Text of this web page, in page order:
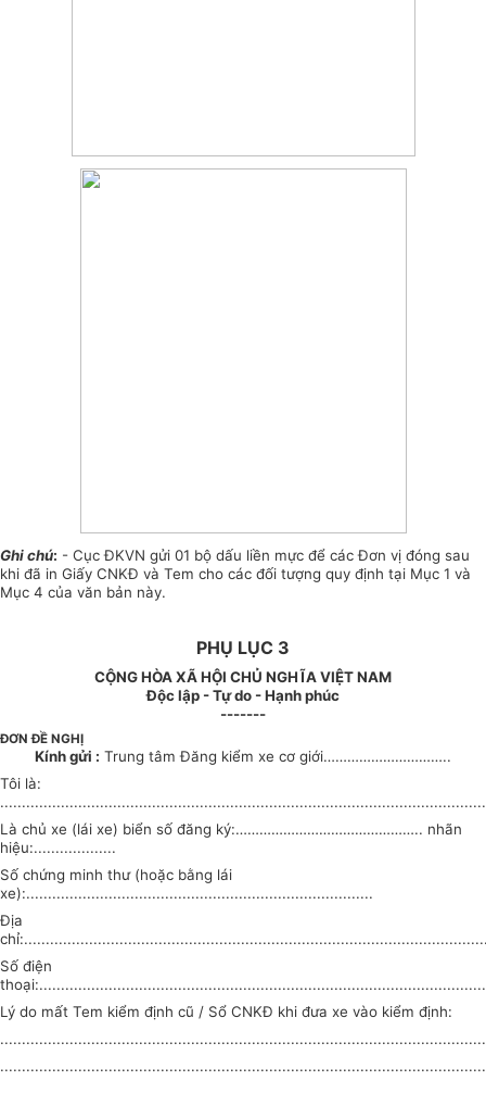
Ghi chú: - Cục ĐKVN gửi 01 bộ dấu liền mực để các Đơn vị đóng sau
khi đã in Giấy CNKĐ và Tem cho các đối tượng quy định tại Mục 1 và
Mục 4 của văn bản này.
PHỤ LỤC 3
CỘNG HÒA XÃ HỘI CHỦ NGHĨA VIỆT NAM
Độc lập - Tự do - Hạnh phúc
-------
ĐƠN ĐỀ NGHỊ
Kính gửi : Trung tâm Đăng kiểm xe cơ giới…………………………..
Tôi là:
Là chủ xe (lái xe) biển số đăng ký:……………………………………….. nhãn
hiệu:...................
Số chứng minh thư (hoặc bằng lái
xe):................................................................................
Địa
Số điện
Lý do mất Tem kiểm định cũ / Sổ CNKĐ khi đưa xe vào kiểm định: